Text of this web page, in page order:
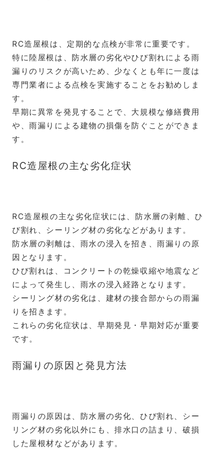
RC造屋根は、定期的な点検が非常に重要です。
特に陸屋根は、防水層の劣化やひび割れによる雨
漏りのリスクが高いため、少なくとも年に一度は
専門業者による点検を実施することをお勧めしま
す。
早期に異常を発見することで、大規模な修繕費用
や、雨漏りによる建物の損傷を防ぐことができま
す。
RC造屋根の主な劣化症状
RC造屋根の主な劣化症状には、防水層の剥離、ひ
び割れ、シーリング材の劣化などがあります。
防水層の剥離は、雨水の浸入を招き、雨漏りの原
因となります。
ひび割れは、コンクリートの乾燥収縮や地震など
によって発生し、雨水の浸入経路となります。
シーリング材の劣化は、建材の接合部からの雨漏
りを招きます。
これらの劣化症状は、早期発見・早期対応が重要
です。
雨漏りの原因と発見方法
雨漏りの原因は、防水層の劣化、ひび割れ、シー
リング材の劣化以外にも、排水口の詰まり、破損
した屋根材などがあります。